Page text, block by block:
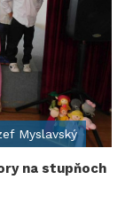
Myslavský
na stupňoch